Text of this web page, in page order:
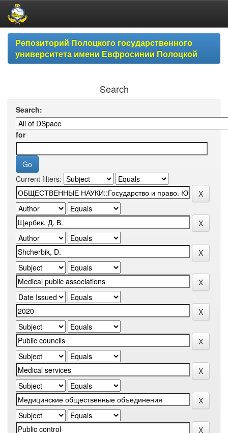
Skip
navigationРепозиторий Полоцкого государственного
университета имени Евфросинии Полоцкой
Search
Search:
for
Current filters: